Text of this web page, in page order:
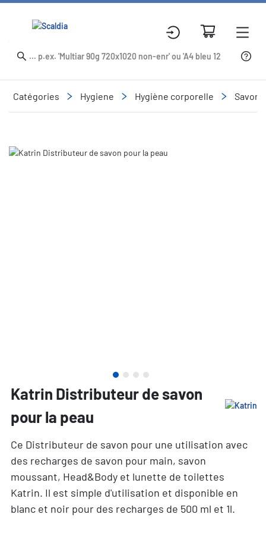
Catégories Hygiene Hygiène corporelle
Slide 1 of 4
Katrin Distributeur de savon
pour la peau
Ce Distributeur de savon pour une utilisation avec
des recharges de savon pour main, savon
moussant, Head&Body et lunette de toilettes
Katrin. Il est simple d'utilisation et disponible en
blanc et noir pour des recharges de 500 ml et 1l.